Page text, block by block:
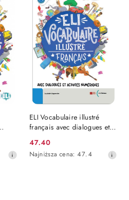
ELI Vocabulaire illustré
français avec dialogues et
Cena
promocyjna:
47.40
Najniższa
Najniższa cena: 47.4
DO KOSZYKA